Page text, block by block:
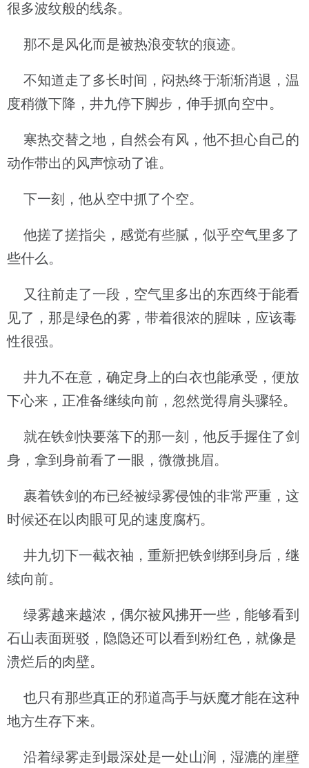
很多波纹般的线条。
那不是风化而是被热浪变软的痕迹。
不知道走了多长时间，闷热终于渐渐消退，温
度稍微下降，井九停下脚步，伸手抓向空中。
寒热交替之地，自然会有风，他不担心自己的
动作带出的风声惊动了谁。
下一刻，他从空中抓了个空。
他搓了搓指尖，感觉有些腻，似乎空气里多了
些什么。
又往前走了一段，空气里多出的东西终于能看
见了，那是绿色的雾，带着很浓的腥味，应该毒
性很强。
井九不在意，确定身上的白衣也能承受，便放
下心来，正准备继续向前，忽然觉得肩头骤轻。
就在铁剑快要落下的那一刻，他反手握住了剑
身，拿到身前看了一眼，微微挑眉。
裹着铁剑的布已经被绿雾侵蚀的非常严重，这
时候还在以肉眼可见的速度腐朽。
井九切下一截衣袖，重新把铁剑绑到身后，继
续向前。
绿雾越来越浓，偶尔被风拂开一些，能够看到
石山表面斑驳，隐隐还可以看到粉红色，就像是
溃烂后的肉壁。
也只有那些真正的邪道高手与妖魔才能在这种
地方生存下来。
沿着绿雾走到最深处是一处山涧，湿漉的崖壁